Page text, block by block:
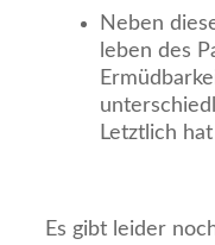
Neben
leben des
Letztlich
Es gibt leider